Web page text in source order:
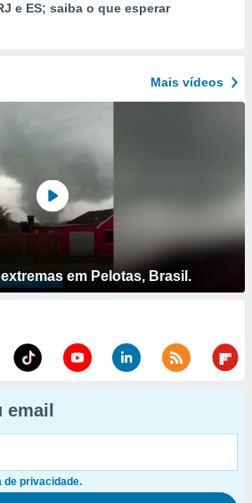
e ES; saiba o que esperar
Mais vídeos
em Pelotas, Brasil.
de privacidade.